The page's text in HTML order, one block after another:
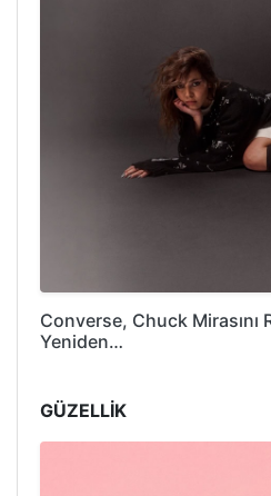
Converse, Chuck Mirasını
Yeniden…
GÜZELLİK